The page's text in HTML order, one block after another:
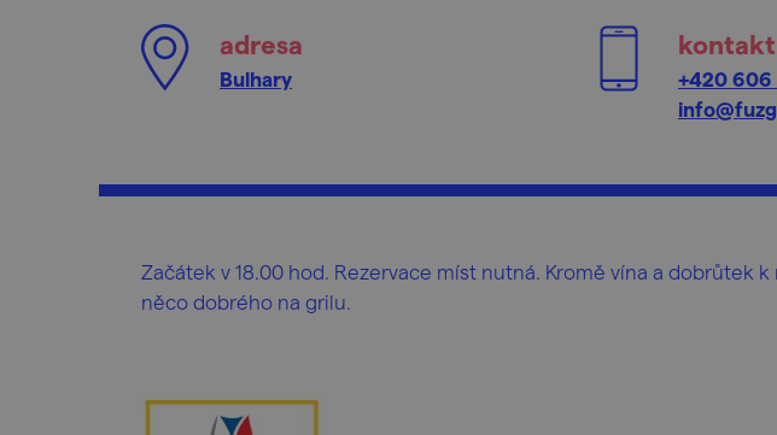
adresa
Bulhary
kontakt
+420 606
Začátek v 18.00 hod. Rezervace míst nutná. Kromě vína a dobrůtek
něco dobrého na grilu.